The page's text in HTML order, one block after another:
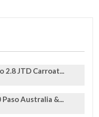
2.8 JTD Carroat...
Australia &...